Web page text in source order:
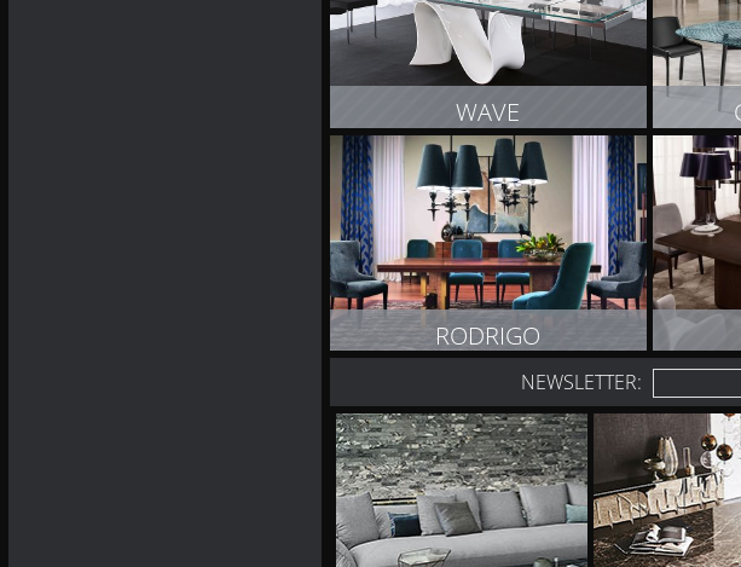
WAVE
ZOBACZ PRODUKT
RODRIGO
ZOBACZ PRODUKTNEWSLETTER: